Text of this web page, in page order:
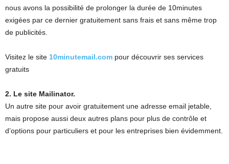
nous avons la possibilité de prolonger la durée de 10minutes
exigées par ce dernier gratuitement sans frais et sans même trop
de publicités.
Visitez le site 10minutemail.com pour découvrir ses services
gratuits
2. Le site Mailinator.
Un autre site pour avoir gratuitement une adresse email jetable,
mais propose aussi deux autres plans pour plus de contrôle et
d’options pour particuliers et pour les entreprises bien évidemment.